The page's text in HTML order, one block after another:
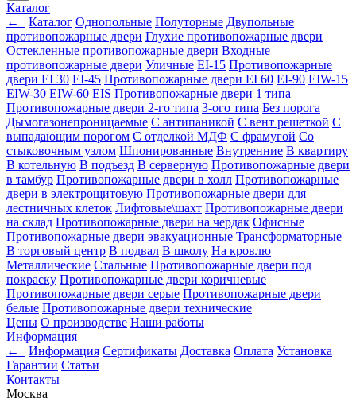
Каталог
←
Каталог Однопольные Полуторные Двупольные
противопожарные двери Глухие противопожарные двери
Остекленные противопожарные двери Входные
противопожарные двери Уличные EI-15 Противопожарные
двери EI 30 EI-45 Противопожарные двери EI 60 EI-90 EIW-15
EIW-30 EIW-60 EIS Противопожарные двери 1 типа
Противопожарные двери 2-го типа 3-ого типа Без порога
Дымогазонепроницаемые С антипаникой С вент решеткой С
выпадающим порогом С отделкой МДФ С фрамугой Со
стыковочным узлом Шпонированные Внутренние В квартиру
В котельную В подъезд В серверную Противопожарные двери
в тамбур Противопожарные двери в холл Противопожарные
двери в электрощитовую Противопожарные двери для
лестничных клеток Лифтовые\шахт Противопожарные двери
на склад Противопожарные двери на чердак Офисные
Противопожарные двери эвакуационные Трансформаторные
В торговый центр В подвал В школу На кровлю
Металлические Стальные Противопожарные двери под
покраску Противопожарные двери коричневые
Противопожарные двери серые Противопожарные двери
белые Противопожарные двери технические
Цены О производстве Наши работы
Информация
←
Информация Сертификаты Доставка Оплата Установка
Гарантии Статьи
Контакты
Москва